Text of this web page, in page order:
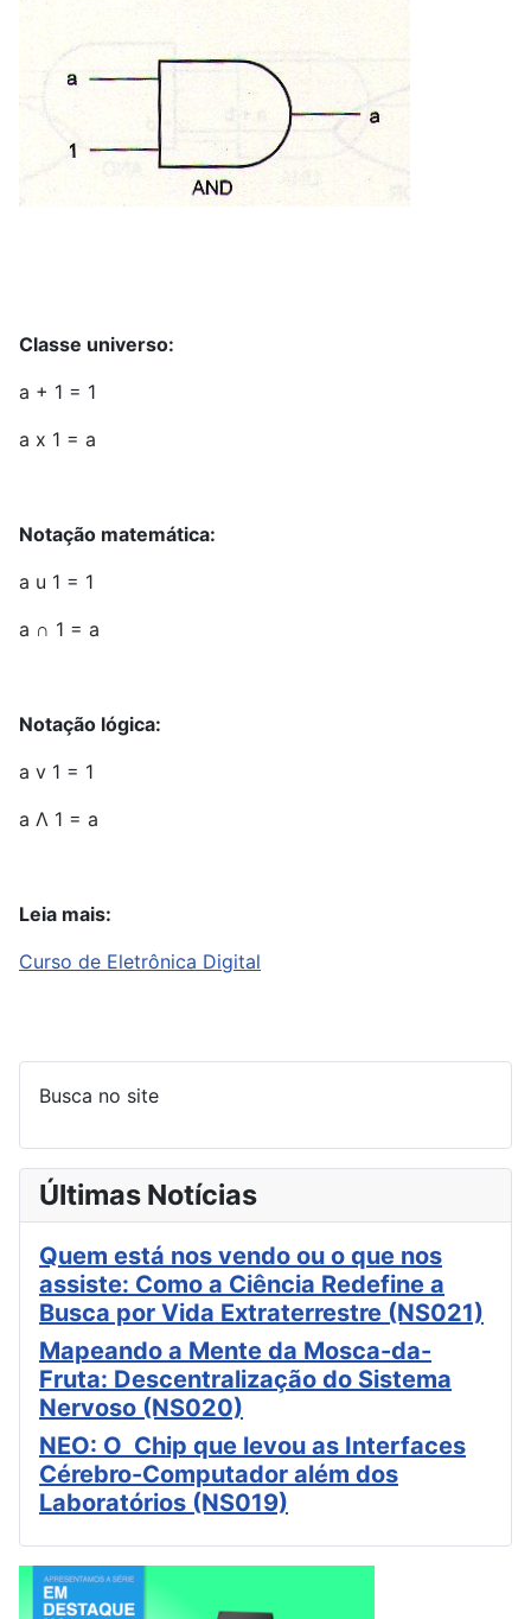
Classe universo:
a + 1 = 1
a x 1 = a
Notação matemática:
a u 1 = 1
a ∩ 1 = a
Notação lógica:
a v 1 = 1
a Λ 1 = a
Leia mais:
Curso de Eletrônica Digital
Busca no site
Últimas Notícias
Quem está nos vendo ou o que nos
assiste: Como a Ciência Redefine a
Busca por Vida Extraterrestre (NS021)
Mapeando a Mente da Mosca-da-
Fruta: Descentralização do Sistema
Nervoso (NS020)
NEO: O Chip que levou as Interfaces
Cérebro-Computador além dos
Laboratórios (NS019)